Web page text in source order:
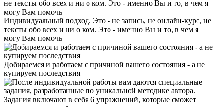
Индивидуальный подход. Это - не запись, не онлайн-курс, не
тексты обо всех и ни о ком. Это - именно Вы и то, в чем я
могу Вам помочь
Добираемся и работаем с причиной вашего состояния - а не
купируем последствия